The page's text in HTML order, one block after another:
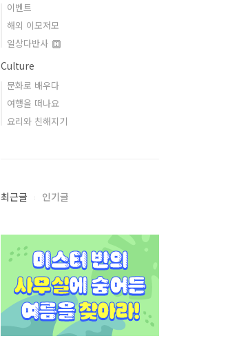
이벤트
해외 이모저모
일상다반사
Culture
문화로 배우다
여행을 떠나요
요리와 친해지기
최근글 인기글